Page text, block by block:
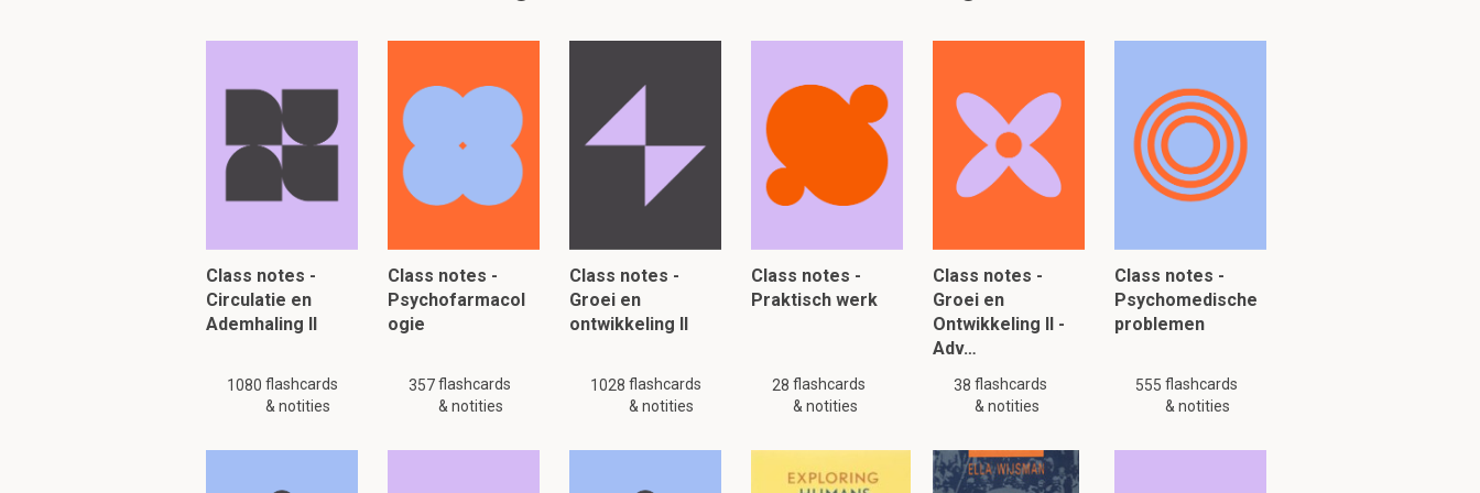
Lipoteichoïnezuur
De gramnegatieve periplasmatische ruimte bevat hydrolytische enzymen, virulente
enzymen en transporteiwitten. Waarom is het belangrijk dat deze transporteiwitten
Deze ionen zorgen middels divalente interacties voor een aanhechting van de fosfolipiden in het
buitenmembraan van de bacterie.
Hoewel gramnegatieve bacteriën een beschermende buitenlaag hebben, zijn porines een
zwakke plek. Penicilline heeft een molecuulgewicht 350 u en een log P < 1. Kan penicilline
langs porines passeren?
Class notes -
Circulatie en
Ademhaling II
1080 flashcards
& notities
Class notes -
Psychofarmacol
ogie
357flashcards
& notities
Class notes -
Groei en
ontwikkeling II
1028 flashcards
& notities
Class notes -
Praktisch werk
28 flashcards
& notities
Class notes -
Groei en
Ontwikkeling II -
Adv…
38 flashcards
& notities
Class notes -
Psychomedische
problemen
555 flashcards
& notities